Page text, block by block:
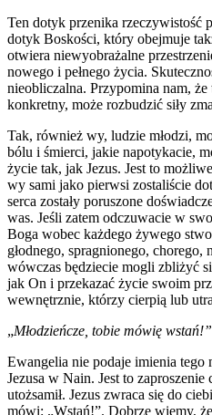
Ten dotyk przenika rzeczywistość
dotyk Boskości, który obejmuje
otwiera niewyobrażalne
nowego i pełnego życia.
nieobliczalna. Przypomina nam,
konkretny, może rozbudzić siły
Tak, również wy, ludzie młodzi,
bólu i śmierci, jakie napotykacie,
życie tak, jak Jezus. Jest to
wy sami jako pierwsi zostaliście
serca zostały poruszone
was. Jeśli zatem odczuwacie w
Boga wobec każdego żywego
głodnego, spragnionego,
wówczas będziecie mogli zbliżyć
jak On i przekazać życie swoim
wewnętrznie, którzy cierpią lub
„Młodzieńcze, tobie mówię wstań!”
Ewangelia nie podaje imienia tego
Jezusa w Nain. Jest to
utożsamił. Jezus zwraca się do
mówi: „Wstań!”. Dobrze wiemy,